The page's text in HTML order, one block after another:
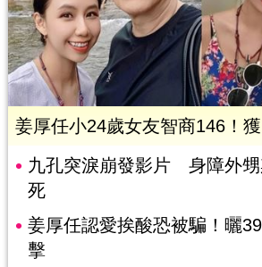
姜厚任小24歲女友智商146！
九孔突淚崩發影片 身障外甥
死
姜厚任認愛挨酸恐被騙！曬
擊